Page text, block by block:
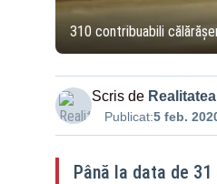
310 contribuabili
Scris de
Publicat:5 feb.
Până la data de